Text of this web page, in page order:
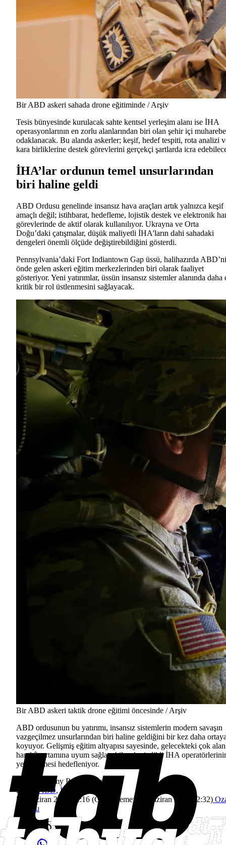
Bir ABD askeri sahada drone eğitiminde / Arşiv
Tesis bünyesinde kurulacak sahte kentsel yerleşim alanı ise İHA
operasyonlarının en zorlu alanlarından biri olan şehir içi
odaklanacak. Bu alanda askerler; keşif, hedef tespiti, rota analizi
kara birliklerine destek görevlerini gerçekçi şartlarda icra
İHA’lar ordunun temel unsurlarından
biri haline geldi
ABD Ordusu genelinde insansız hava araçları artık yalnızca keşif
amaçlı değil; istihbarat, hedefleme, lojistik destek ve elektronik
görevlerinde de aktif olarak kullanılıyor. Ukrayna ve Orta
Doğu’daki çatışmalar, düşük maliyetli İHA'ların dahi sahadaki
dengeleri önemli ölçüde değiştirebildiğini gösterdi.
Pennsylvania’daki Fort Indiantown Gap üssü, halihazırda
önde gelen askeri eğitim merkezlerinden biri olarak faaliyet
gösteriyor. Yeni yatırımlar, üssün insansız sistemler alanında daha
kritik bir rol üstlenmesini sağlayacak.
Bir ABD askeri taktik drone eğitimi öncesinde / Arşiv
ABD ordusunun bu yatırımı, insansız sistemlerin modern savaşın
vazgeçilmez unsurlarından biri haline geldiğini bir kez daha
koyuyor. Gelişmiş eğitim altyapısı sayesinde, gelecekteki çok
harekât ortamına uyum sağlayabilecek nitelikli İHA
yetiştirilmesi hedefleniyor.
Army Recognition
Etiket:
ABD,İHA
22 Haziran 2026 12:16 (Güncelleme: 22 Haziran 2026 12:32)
Akarsu